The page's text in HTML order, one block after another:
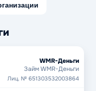
WMR-Деньги
Займ WMR-Деньги
Лиц. № 651303532003864